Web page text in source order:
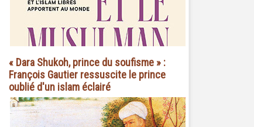
« Dara Shukoh, prince du soufisme » :
François Gautier ressuscite le prince
oublié d'un islam éclairé